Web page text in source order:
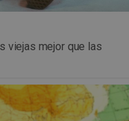
viejas mejor que las